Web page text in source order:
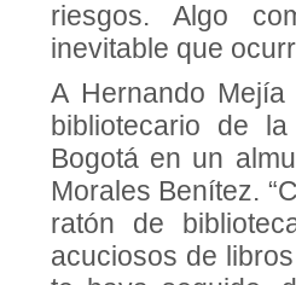
riesgos. Algo
inevitable que
A Hernando
bibliotecario de
Bogotá en un
Morales Benítez.
ratón de
acuciosos de